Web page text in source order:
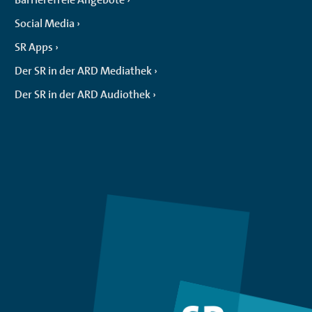
Social Media
SR Apps
Der SR in der ARD Mediathek
Der SR in der ARD Audiothek